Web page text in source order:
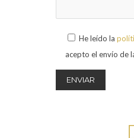
He leído la
acepto el envío de